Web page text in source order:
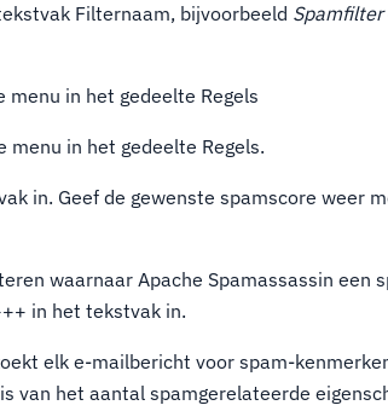
Filternaam, bijvoorbeeld Spamfilter
in het gedeelte Regels
in het gedeelte Regels.
in. Geef de gewenste spamscore weer
waarnaar Apache Spamassassin een
in het tekstvak in.
elk e-mailbericht voor spam-
van het aantal spamgerelateerde